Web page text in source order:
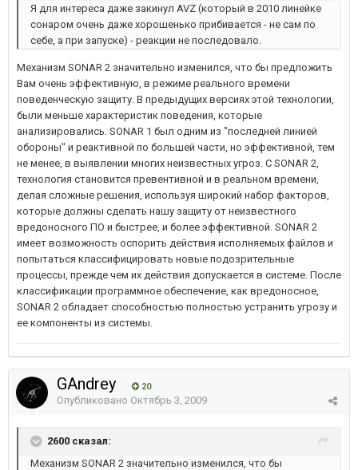
Я для интереса даже закинул AVZ (который в 2010 линейке
сонаром очень даже хорошенько прибивается - не сам по
себе, а при запуске) - реакции не последовало.
Механизм SONAR 2 значительно изменился, что бы предложить
Вам очень эффективную, в режиме реального времени
поведенческую защиту. В предыдущих версиях этой технологии,
были меньше характеристик поведения, которые
анализировались. SONAR 1 был одним из "последней линией
обороны" и реактивной по большей части, но эффективной, тем
не менее, в выявлении многих неизвестных угроз. С SONAR 2,
технология становится превентивной и в реальном времени,
делая сложные решения, используя широкий набор факторов,
которые должны сделать нашу защиту от неизвестного
вредоносного ПО и быстрее, и более эффективной. SONAR 2
имеет возможность оспорить действия исполняемых файлов и
попытаться классифицировать новые подозрительные
процессы, прежде чем их действия допускается в системе. После
классификации программное обеспечение, как вредоносное,
SONAR 2 обладает способностью полностью устранить угрозу и
ее компоненты из системы.
GAndrey 20
Опубликовано Октябрь 3, 2009
2600 сказал:
Механизм SONAR 2 значительно изменился, что бы